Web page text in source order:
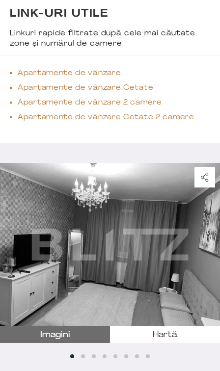
LINK-URI UTILE
Linkuri rapide filtrate după cele mai căutate
zone și numărul de camere
Apartamente de vânzare
Apartamente de vânzare Cetate
Apartamente de vânzare 2 camere
Apartamente de vânzare Cetate 2 camere
Imagini Hartă